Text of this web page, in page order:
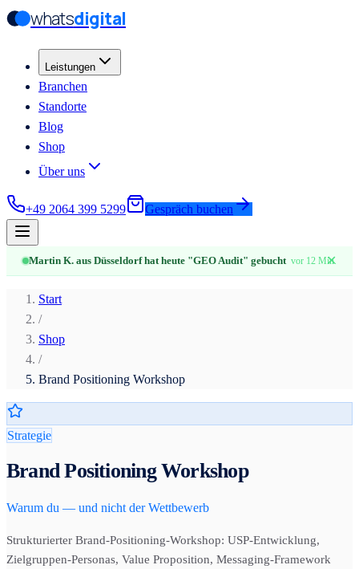
Zum Hauptinhalt springen
Zum Hauptinhalt springen
whatsdigital
Leistungen
Branchen
Standorte
Blog
Shop
Über uns
+49 2064 399 5299 Gespräch buchen
Martin K. aus Düsseldorf hat heute "GEO Audit" gebucht vor 12 Min.
✕
Start
/
Shop
/
Brand Positioning Workshop
Strategie
Brand Positioning Workshop
Warum du — und nicht der Wettbewerb
Strukturierter Brand-Positioning-Workshop: USP-Entwicklung,
Zielgruppen-Personas, Value Proposition, Messaging-Framework